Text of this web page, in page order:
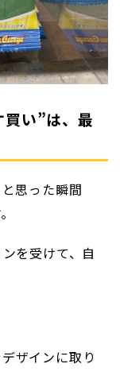
い”は、最
思った瞬間
を受けて、自
ザインに取り